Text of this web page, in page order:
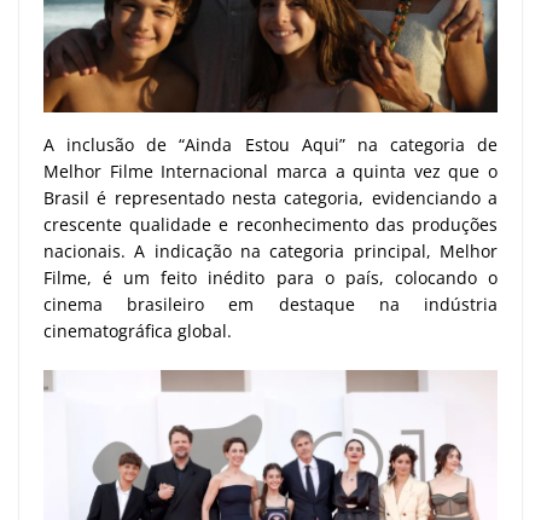
A inclusão de “Ainda Estou Aqui” na categoria de
Melhor Filme Internacional marca a quinta vez que o
Brasil é representado nesta categoria, evidenciando a
crescente qualidade e reconhecimento das produções
nacionais. A indicação na categoria principal, Melhor
Filme, é um feito inédito para o país, colocando o
cinema brasileiro em destaque na indústria
cinematográfica global.